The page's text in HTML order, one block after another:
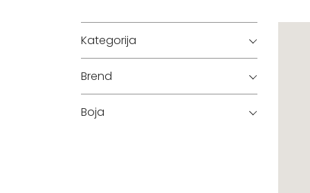
Kategorija
Brend
Boja